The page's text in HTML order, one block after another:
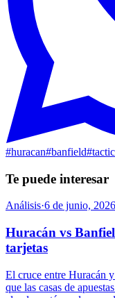
#huracan#banfield#
Te puede interesar
Análisis·6 de junio, 2026
Huracán vs
tarjetas
El cruce entre Huracán
que las casas de